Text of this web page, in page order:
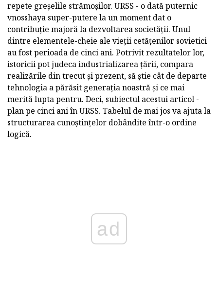
repete greșelile strămoșilor. URSS - o dată puternic
vnosshaya super-putere la un moment dat o
contribuție majoră la dezvoltarea societății. Unul
dintre elementele-cheie ale vieții cetățenilor sovietici
au fost perioada de cinci ani. Potrivit rezultatelor lor,
istoricii pot judeca industrializarea țării, compara
realizările din trecut și prezent, să știe cât de departe
tehnologia a părăsit generația noastră și ce mai
merită lupta pentru. Deci, subiectul acestui articol -
plan pe cinci ani în URSS. Tabelul de mai jos va ajuta la
structurarea cunoștințelor dobândite într-o ordine
logică.
ad